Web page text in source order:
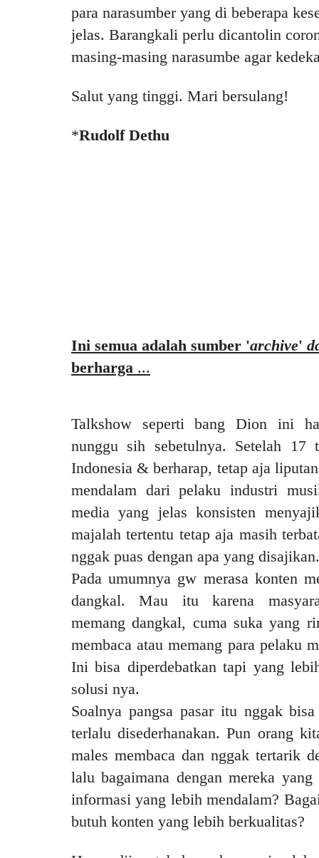
para narasumber yang di beberapa
jelas. Barangkali perlu dicantolin
masing-masing narasumbe agar
Salut yang tinggi. Mari bersulang!
*Rudolf Dethu
Ini semua adalah sumber 'archive'
berharga ...
Talkshow seperti bang Dion ini
nunggu sih sebetulnya. Setelah
Indonesia & berharap, tetap aja
mendalam dari pelaku industri
media yang jelas konsisten
majalah tertentu tetap aja masih
nggak puas dengan apa yang disajikan.
Pada umumnya gw merasa konten
dangkal. Mau itu karena
memang dangkal, cuma suka yang
membaca atau memang para pelaku
Ini bisa diperdebatkan tapi yang
solusi nya.
Soalnya pangsa pasar itu nggak
terlalu disederhanakan. Pun orang
males membaca dan nggak tertarik
lalu bagaimana dengan mereka
informasi yang lebih mendalam?
butuh konten yang lebih berkualitas?